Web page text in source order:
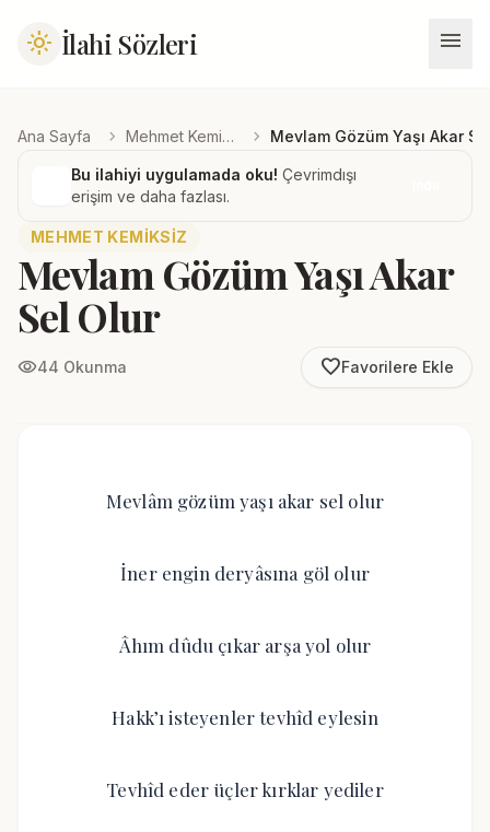
light_mode İlahi Sözleri menu
Ana Sayfa chevron_right Mehmet Kemiksiz chevron_right Mevlam Gözüm Yaşı Akar
Bu ilahiyi uygulamada oku! Çevrimdışı
erişim ve daha fazlası.
MEHMET KEMIKSIZ
Mevlam Gözüm Yaşı Akar
Sel Olur
visibility44 Okunma favorite_borderFavorilere Ekle
Mevlâm gözüm yaşı akar sel olur
İner engin deryâsına göl olur
Âhım dûdu çıkar arşa yol olur
Hakk’ı isteyenler tevhîd eylesin
Tevhîd eder üçler kırklar yediler